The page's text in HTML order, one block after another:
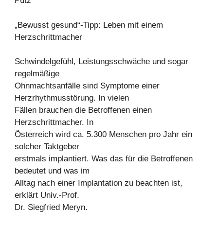
„Bewusst gesund“-Tipp: Leben mit einem
Herzschrittmacher
Schwindelgefühl, Leistungsschwäche und sogar
regelmäßige
Ohnmachtsanfälle sind Symptome einer
Herzrhythmusstörung. In vielen
Fällen brauchen die Betroffenen einen
Herzschrittmacher. In
Österreich wird ca. 5.300 Menschen pro Jahr ein
solcher Taktgeber
erstmals implantiert. Was das für die Betroffenen
bedeutet und was im
Alltag nach einer Implantation zu beachten ist,
erklärt Univ.-Prof.
Dr. Siegfried Meryn.